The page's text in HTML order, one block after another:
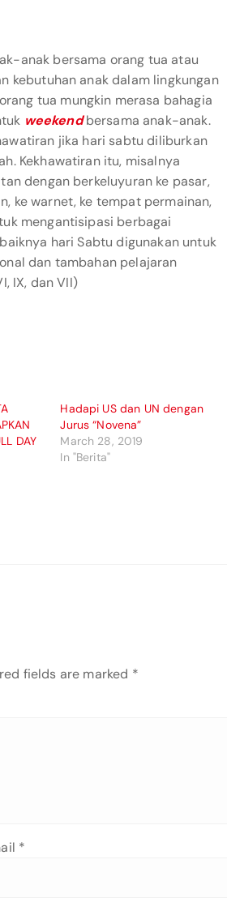
anak bersama orang tua atau
kebutuhan anak dalam lingkungan
tua mungkin merasa bahagia
weekendbersama anak-anak.
jika hari sabtu diliburkan
Kekhawatiran itu, misalnya
dengan berkeluyuran ke pasar,
ke warnet, ke tempat permainan,
mengantisipasi berbagai
hari Sabtu digunakan untuk
dan tambahan pelajaran
IX, dan VII)
DAY
Hadapi US dan UN dengan
Jurus “Novena”
March 28, 2019
In "Berita"
fields are marked *
*